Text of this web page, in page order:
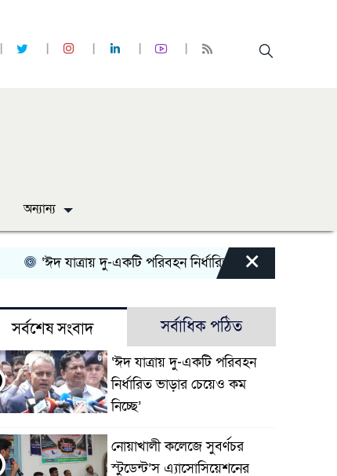
অন্যান্য
‘ঈদ যাত্রায় দু-একটি পরিবহন নির্ধারিত ভাড়ার চেয়েও কম
×
সর্বশেষ সংবাদ সর্বাধিক পঠিত
‘ঈদ যাত্রায় দু-একটি পরিবহন
নির্ধারিত ভাড়ার চেয়েও কম
নিচ্ছে’
নোয়াখালী কলেজে সুবর্ণচর
স্টুডেন্ট’স এ্যাসোসিয়েশনের